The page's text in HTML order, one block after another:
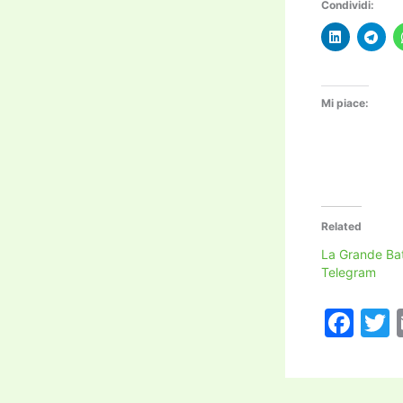
Condividi:
Mi piace:
Related
La Grande
Telegram
F
c